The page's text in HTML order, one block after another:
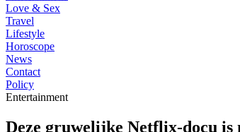
Love & Sex
Travel
Lifestyle
Horoscope
News
Contact
Policy
Entertainment
Deze gruwelijke Netflix-docu